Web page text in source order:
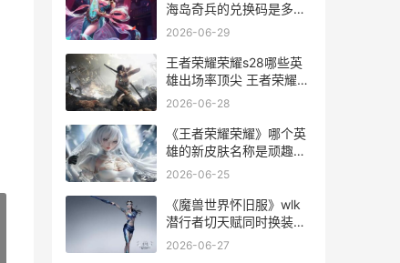
海岛奇兵的兑换码是多少
2021
2026-06-29
王者荣耀荣耀s28哪些英
雄出场率顶尖 王者荣耀荣
耀战区怎么修改别的地区
2026-06-28
《王者荣耀荣耀》哪个英
雄的新皮肤名称是顽趣呢
王者荣耀荣耀之章命运篇
2026-06-25
《魔兽世界怀旧服》wlk
潜行者切天赋同时换装备
宏同享 魔兽世界怀旧服
2026-06-27